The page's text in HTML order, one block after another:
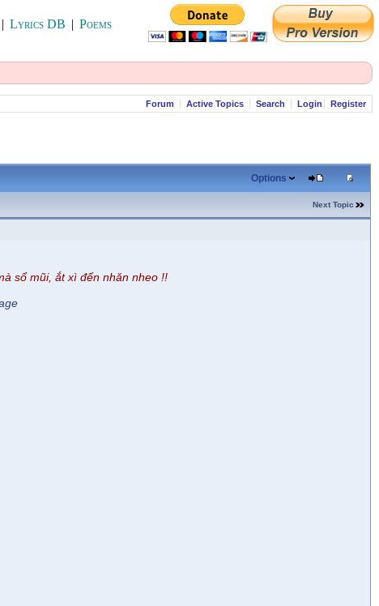
| Lyrics DB | Poems
Forum Active Topics Search Login Register
Options
Next Topic
sổ mũi, ắt xì đến nhăn nheo !!